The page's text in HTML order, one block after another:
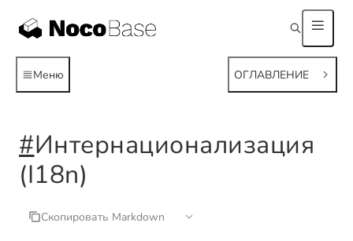
Меню ОГЛАВЛЕНИЕ
#Интернационализация
(I18n)
Скопировать Markdown